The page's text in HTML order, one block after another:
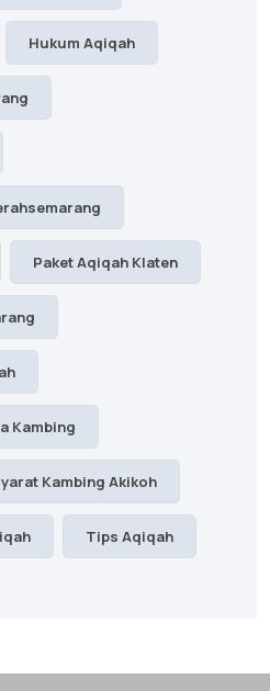
Hukum Aqiqah
Paket Aqiqah Klaten
Kambing
Kambing Akikoh
Tips Aqiqah